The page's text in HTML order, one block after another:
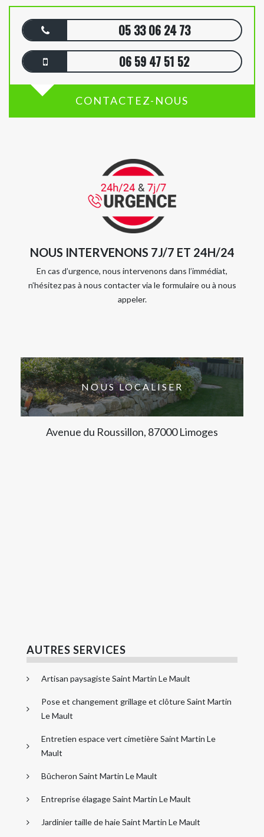
05 33 06 24 73
06 59 47 51 52
CONTACTEZ-NOUS
NOUS INTERVENONS 7J/7 ET 24H/24
En cas d’urgence, nous intervenons dans l’immédiat,
n’hésitez pas à nous contacter via le formulaire ou à nous
appeler.
NOUS LOCALISER
Avenue du Roussillon, 87000 Limoges
AUTRES SERVICES
Artisan paysagiste Saint Martin Le Mault
Pose et changement grillage et clôture Saint Martin
Le Mault
Entretien espace vert cimetière Saint Martin Le
Mault
Bûcheron Saint Martin Le Mault
Entreprise élagage Saint Martin Le Mault
Jardinier taille de haie Saint Martin Le Mault